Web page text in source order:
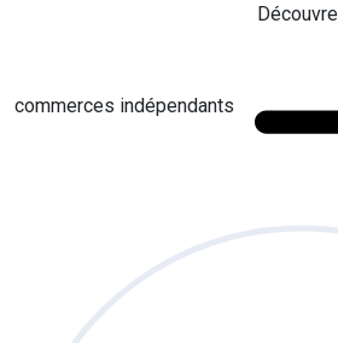
commerces indépendants